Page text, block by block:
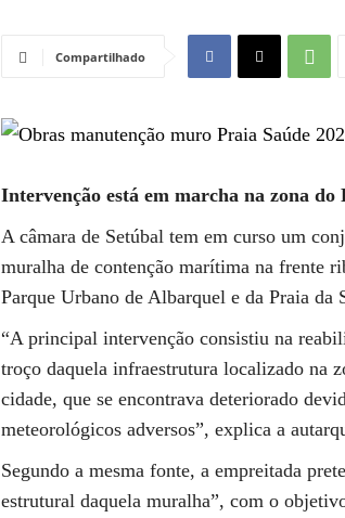
Compartilhado
Intervenção está em marcha na zona
A câmara de Setúbal tem em curso um
muralha de contenção marítima na frente
Parque Urbano de Albarquel e da Praia da
“A principal intervenção consistiu na
troço daquela infraestrutura localizado na
cidade, que se encontrava deteriorado
meteorológicos adversos”, explica a
Segundo a mesma fonte, a empreitada
estrutural daquela muralha”, com o